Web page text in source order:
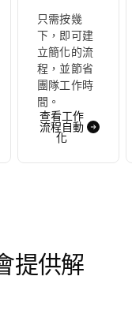
只需按幾
下，即可建
立簡化的流
程，並節省
團隊工作時
間。
查看工作
流程自動
化
提供解